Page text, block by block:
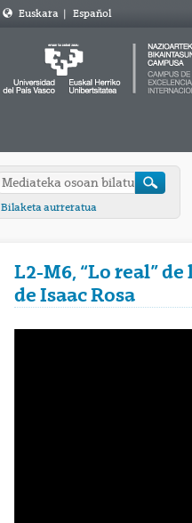
Euskara | Español
Bilaketa aurreratua
L2-M6, “Lo real”
de Isaac Rosa